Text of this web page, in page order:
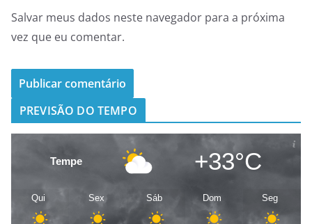
Salvar meus dados neste navegador para a próxima
vez que eu comentar.
PREVISÃO DO TEMPO
Tempe +33°C
Qui Sex Sáb Dom Seg